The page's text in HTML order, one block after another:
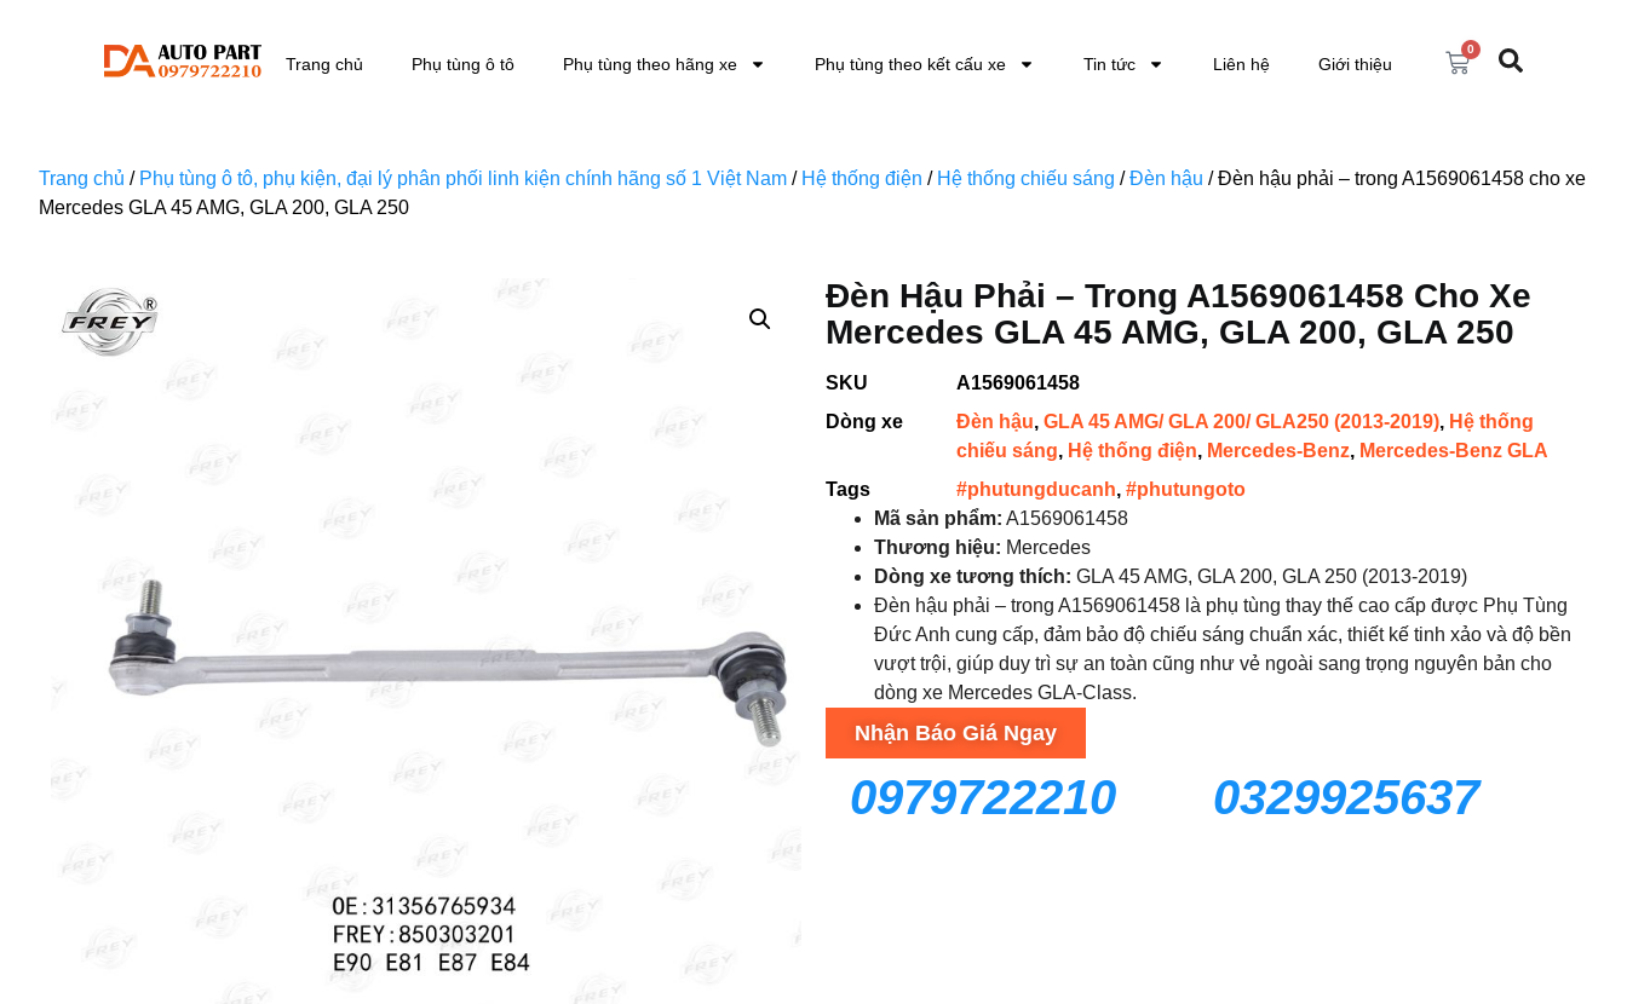
Trang chủ Phụ tùng ô tô Phụ tùng theo hãng xe Phụ tùng theo kết cấu xe Tin tức Liên hệ Giới thiệu
0
Trang chủ / Phụ tùng ô tô, phụ kiện, đại lý phân phối linh kiện chính hãng số 1 Việt Nam / Hệ thống điện / Hệ thống chiếu sáng /Đèn hậu / Đèn hậu phải – trong A1569061458 cho xe
Mercedes GLA 45 AMG, GLA 200, GLA 250
Đèn Hậu Phải – Trong A1569061458 Cho Xe
Mercedes GLA 45 AMG, GLA 200, GLA 250
SKU
A1569061458
Dòng xe
Đèn hậu, GLA 45 AMG/ GLA 200/ GLA250 (2013-2019), Hệ thống
chiếu sáng, Hệ thống điện, Mercedes-Benz, Mercedes-Benz GLA
Tags
#phutungducanh, #phutungoto
Mã sản phẩm: A1569061458
Thương hiệu: Mercedes
Dòng xe tương thích: GLA 45 AMG, GLA 200, GLA 250 (2013-2019)
Đèn hậu phải – trong A1569061458 là phụ tùng thay thế cao cấp được Phụ Tùng
Đức Anh cung cấp, đảm bảo độ chiếu sáng chuẩn xác, thiết kế tinh xảo và độ bền
vượt trội, giúp duy trì sự an toàn cũng như vẻ ngoài sang trọng nguyên bản cho
dòng xe Mercedes GLA-Class.
Nhận Báo Giá Ngay
0979722210 0329925637